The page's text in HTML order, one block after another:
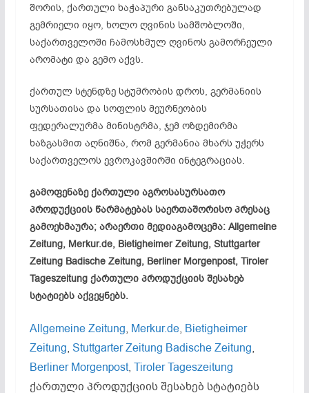
შორის, ქართული ხაჭაპური განსაკუთრებულად
გემრიელი იყო, ხოლო ღვინის სამშობლოში,
საქართველოში ჩამოსხმულ ღვინოს გამორჩეული
არომატი და გემო აქვს.
ქართულ სტენდზე სტუმრობის დროს, გერმანიის
სურსათისა და სოფლის მეურნეობის
ფედერალურმა მინისტრმა, ჯემ ოზდემირმა
ხაზგასმით აღნიშნა, რომ გერმანია მხარს უჭერს
საქართველოს ევროკავშირში ინტეგრაციას.
გამოფენაზე ქართული აგროსასურსათო
პროდუქციის წარმატებას საერთაშორისო პრესაც
გამოეხმაურა; არაერთი მედიაგამოცემა: Allgemeine
Zeitung, Merkur.de, Bietigheimer Zeitung, Stuttgarter
Zeitung Badische Zeitung, Berliner Morgenpost, Tiroler
Tageszeitung ქართული პროდუქციის შესახებ
სტატიებს აქვეყნებს.
Allgemeine Zeitung, Merkur.de, Bietigheimer
Zeitung, Stuttgarter Zeitung Badische Zeitung,
Berliner Morgenpost, Tiroler Tageszeitung
ქართული პროდუქციის შესახებ სტატიებს